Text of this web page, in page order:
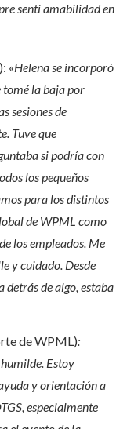
sentí amabilidad en
«Helena se incorporó
tomé la baja por
sesiones de
Tuve que
si podría con
los pequeños
para los distintos
de WPML como
los empleados. Me
y cuidado. Desde
detrás de algo, estaba
de WPML):
Estoy
y orientación a
especialmente